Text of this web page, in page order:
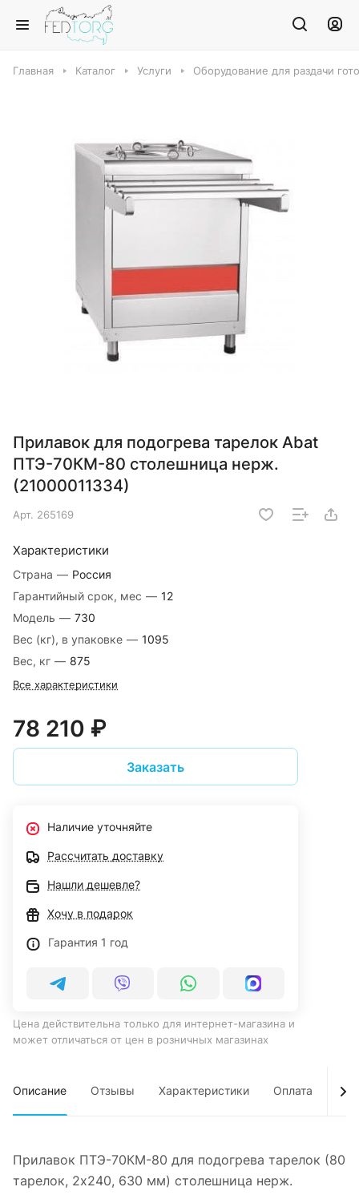
Главная Каталог Услуги Оборудование для раздачи
Прилавок для подогрева тарелок Abat
ПТЭ-70КМ-80 столешница нерж.
(21000011334)
Арт. 265169
Характеристики
Страна — Россия
Гарантийный срок, мес — 12
Модель — 730
Вес (кг), в упаковке — 1095
Вес, кг — 875
Все характеристики
78 210 ₽
Заказать
Наличие уточняйте
Рассчитать доставку
Нашли дешевле?
Хочу в подарок
Гарантия 1 год
Цена действительна только для интернет-магазина и
может отличаться от цен в розничных магазинах
Описание Отзывы Характеристики Оплата
Прилавок ПТЭ-70КМ-80 для подогрева тарелок (80
тарелок, 2х240, 630 мм) столешница нерж.